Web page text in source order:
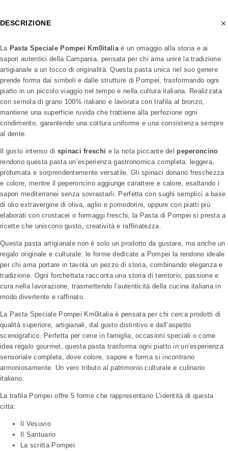
DESCRIZIONE
La Pasta Speciale Pompei Km0italiaè un omaggio alla storia e ai
sapori autentici della Campania, pensata per chi ama unire la tradizione
artigianale a un tocco di originalità. Questa pasta unica nel suo genere
prende forma dai simboli e dalle strutture di Pompei, trasformando ogni
piatto in un piccolo viaggio nel tempo e nella cultura italiana. Realizzata
con semola di grano 100% italiano e lavorata con trafila al bronzo,
mantiene una superficie ruvida che trattiene alla perfezione ogni
condimento, garantendo una cottura uniforme e una consistenza sempre
al dente.
Il gusto intenso di spinaci freschi e la nota piccante del peperoncino
rendono questa pasta un’esperienza gastronomica completa: leggera,
profumata e sorprendentemente versatile. Gli spinaci donano freschezza
e colore, mentre il peperoncino aggiunge carattere e calore, esaltando i
sapori mediterranei senza sovrastarli. Perfetta con sughi semplici a base
di olio extravergine di oliva, aglio e pomodorini, oppure con piatti più
elaborati con crostacei o formaggi freschi, la Pasta di Pompei si presta a
ricette che uniscono gusto, creatività e raffinatezza.
Questa pasta artigianale non è solo un prodotto da gustare, ma anche un
regalo originale e culturale: le forme dedicate a Pompei la rendono ideale
per chi ama portare in tavola un pezzo di storia, combinando eleganza e
tradizione. Ogni forchettata racconta una storia di territorio, passione e
cura nella lavorazione, trasmettendo l’autenticità della cucina italiana in
modo divertente e raffinato.
La Pasta Speciale Pompei Km0italia è pensata per chi cerca prodotti di
qualità superiore, artigianali, dal gusto distintivo e dall’aspetto
scenografico. Perfetta per cene in famiglia, occasioni speciali o come
idea regalo gourmet, questa pasta trasforma ogni piatto in un’esperienza
sensoriale completa, dove colore, sapore e forma si incontrano
armoniosamente. Un vero tributo al patrimonio culturale e culinario
italiano.
La trafila Pompei offre 5 forme che rappresentano L’identità di questa
citta:
Il Vesuvio
Il Santuario
La scritta Pompei